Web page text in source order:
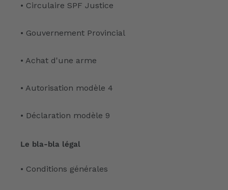
• Circulaire SPF Justice
• Gouvernement Provincial
• Achat d'une arme
• Autorisation modèle 4
• Déclaration modèle 9
Le bla-bla légal
• Conditions générales